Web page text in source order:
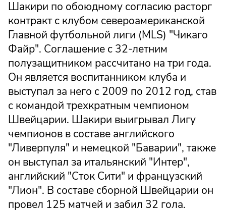
Шакири по обоюдному согласию расторг
контракт с клубом североамериканской
Главной футбольной лиги (MLS) "Чикаго
Файр". Соглашение с 32-летним
полузащитником рассчитано на три года.
Он является воспитанником клуба и
выступал за него с 2009 по 2012 год, став
с командой трехкратным чемпионом
Швейцарии. Шакири выигрывал Лигу
чемпионов в составе английского
"Ливерпуля" и немецкой "Баварии", также
он выступал за итальянский "Интер",
английский "Сток Сити" и французский
"Лион". В составе сборной Швейцарии он
провел 125 матчей и забил 32 гола.